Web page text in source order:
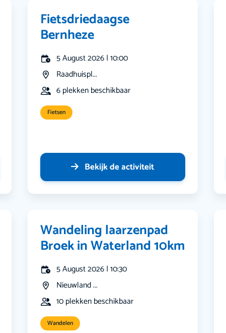
Fietsdriedaagse
Bernheze
5 August 2026 | 10:00
Raadhuispl...
6 plekken beschikbaar
Fietsen
Bekijk de activiteit
Wandeling laarzenpad
Broek in Waterland 10km
5 August 2026 | 10:30
Nieuwland ...
10 plekken beschikbaar
Wandelen